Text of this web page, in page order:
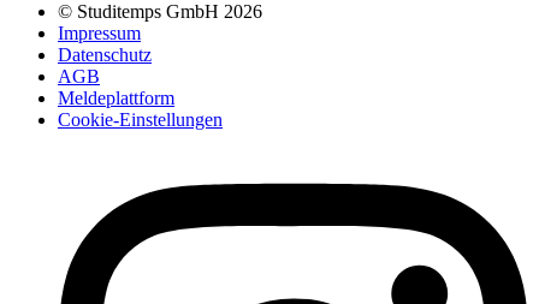
© Studitemps GmbH 2026
Impressum
Datenschutz
AGB
Meldeplattform
Cookie-Einstellungen